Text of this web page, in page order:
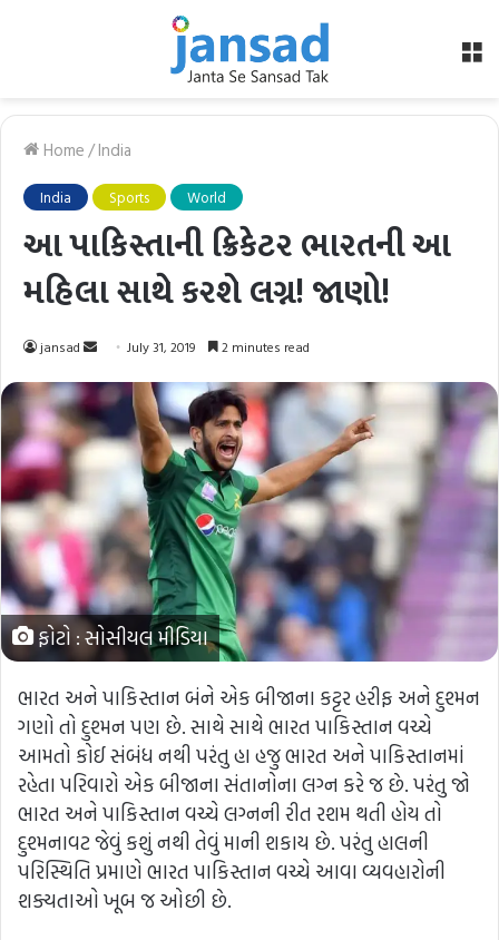
Home/India
India Sports World
આ પાકિસ્તાની ક્રિકેટર ભારતની આ
મહિલા સાથે કરશે લગ્ન! જાણો!
jansad
Send
email
July 31, 2019 2 minutes read
ફોટો : સોસીયલ મીડિયા
ભારત અને પાકિસ્તાન બંને એક બીજાના કટ્ટર હરીફ અને દુશ્મન
ગણો તો દુશ્મન પણ છે. સાથે સાથે ભારત પાકિસ્તાન વચ્ચે
આમતો કોઈ સંબંધ નથી પરંતુ હા હજુ ભારત અને પાકિસ્તાનમાં
રહેતા પરિવારો એક બીજાના સંતાનોના લગ્ન કરે જ છે. પરંતુ જો
ભારત અને પાકિસ્તાન વચ્ચે લગ્નની રીત રશમ થતી હોય તો
દુશ્મનાવટ જેવું કશું નથી તેવું માની શકાય છે. પરંતુ હાલની
પરિસ્થિતિ પ્રમાણે ભારત પાકિસ્તાન વચ્ચે આવા વ્યવહારોની
શક્યતાઓ ખૂબ જ ઓછી છે.